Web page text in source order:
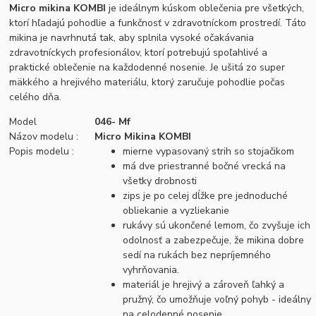
Micro mikina KOMBIje ideálnym kúskom oblečenia pre všetkých,
ktorí hľadajú pohodlie a funkčnosť v zdravotníckom prostredí. Táto
mikina je navrhnutá tak, aby splnila vysoké očakávania
zdravotníckych profesionálov, ktorí potrebujú spoľahlivé a
praktické oblečenie na každodenné nosenie. Je ušitá zo super
mäkkého a hrejivého materiálu, ktorý zaručuje pohodlie počas
celého dňa.
Model
046- Mf
Názov modelu :
Micro Mikina KOMBI
Popis modelu :
mierne vypasovaný strih so stojačikom
má dve priestranné bočné vrecká na
všetky drobnosti
zips je po celej dĺžke pre jednoduché
obliekanie a vyzliekanie
rukávy sú ukončené lemom, čo zvyšuje ich
odolnosť a zabezpečuje, že mikina dobre
sedí na rukách bez nepríjemného
vyhrňovania.
materiál je hrejivý a zároveň ľahký a
pružný, čo umožňuje voľný pohyb - ideálny